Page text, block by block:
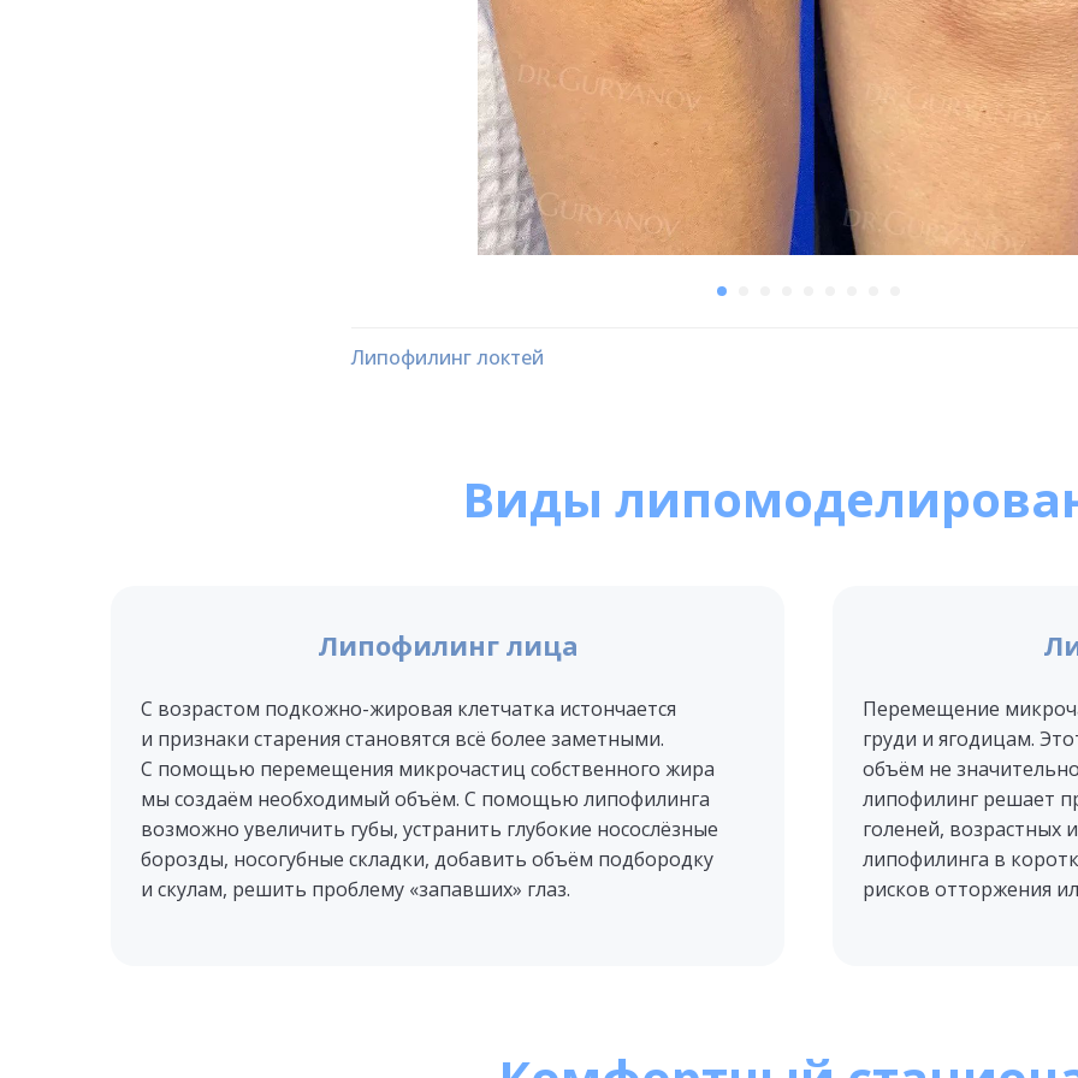
Липофилинг локтей
Виды
Липофилинг лица
С возрастом подкожно-жировая клетчатка истончается
и признаки старения становятся всё более заметными.
С помощью перемещения микрочастиц собственного жира
мы создаём необходимый объём. С помощью липофилинга
возможно увеличить губы, устранить глубокие носослёзные
борозды, носогубные складки, добавить объём подбородку
и скулам, решить проблему «запавших» глаз.
Перемещение
груди и ягодицам.
объём не
липофилинг решает
голеней, возрастных
липофилинга в
рисков отторжения